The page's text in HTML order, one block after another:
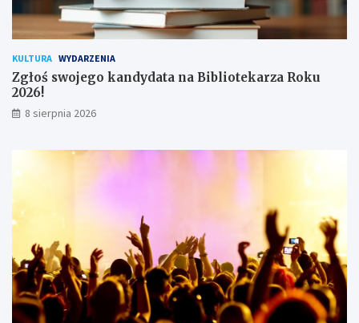
n
i
ó
w
KULTURA WYDARZENIA
Zgłoś swojego kandydata na Bibliotekarza Roku
2026!
8 sierpnia 2026